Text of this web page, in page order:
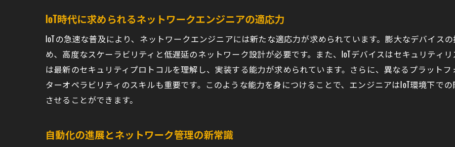
データ漏洩防止のための最新技術
サイバー攻撃に備えるネットワーク防御策
新たな脅威に対するプロアクティブなセキュリティ戦略
セキュリティインシデントの迅速な対応方法
ネットワークエンジニアが持つべきセキュリティ認証
問題解決能力を高めるための実践的トレーニング
IoT時代に求められるネットワークエンジニアの適応力
IoTの急速な普及により、ネットワークエンジニアには新たな適応力が求められています。膨大なデバイス
め、高度なスケーラビリティと低遅延のネットワーク設計が必要です。また、IoTデバイスはセキュリティ
は最新のセキュリティプロトコルを理解し、実装する能力が求められています。さらに、異なるプラット
ターオペラビリティのスキルも重要です。このような能力を身につけることで、エンジニアはIoT環境下で
させることができます。
自動化の進展とネットワーク管理の新常識